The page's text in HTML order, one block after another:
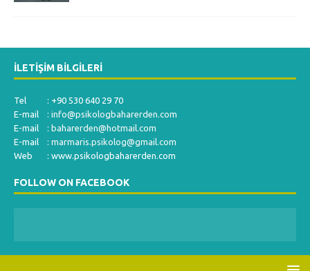
İLETIŞIM BILGILERI
Tel : +90 530 640 29 70
E-mail : info@psikologbaharerden.com
E-mail : baharerden@hotmail.com
E-mail : marmaris.psikolog@gmail.com
Web : www.psikologbaharerden.com
FOLLOW ON FACEBOOK